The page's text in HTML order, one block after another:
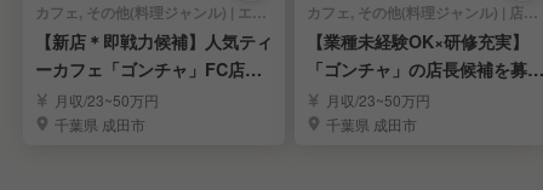
カフェ, その他(料理ジャンル) | エリアマネージャー
【新店＊即戦力候補】人気ティ
ーカフェ「ゴンチャ」FC店を
運営する企業
月収/23~50万円
千葉県 成田市
カフェ, その他(料理ジャンル) | 店長・店長候補
【業種未経験OK×研修充実】
「ゴンチャ」の店長候補を募
集！／成田空港
月収/23~50万円
千葉県 成田市